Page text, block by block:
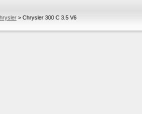
> Chrysler 300 C 3.5 V6